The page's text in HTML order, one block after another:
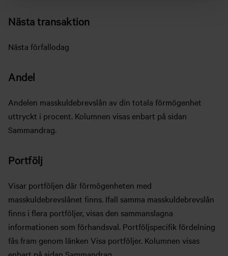
Nästa transaktion
Nästa förfallodag
Andel
Andelen masskuldebrevslån av din totala förmögenhet
uttryckt i procent. Kolumnen visas enbart på sidan
Sammandrag.
Portfölj
Visar portföljen där förmögenheten med
masskuldebrevslånet finns. Ifall samma masskuldebrevslån
finns i flera portföljer, visas den sammanslagna
informationen som förhandsval. Portföljspecifik fördelning
fås fram genom länken Visa portföljer. Kolumnen visas